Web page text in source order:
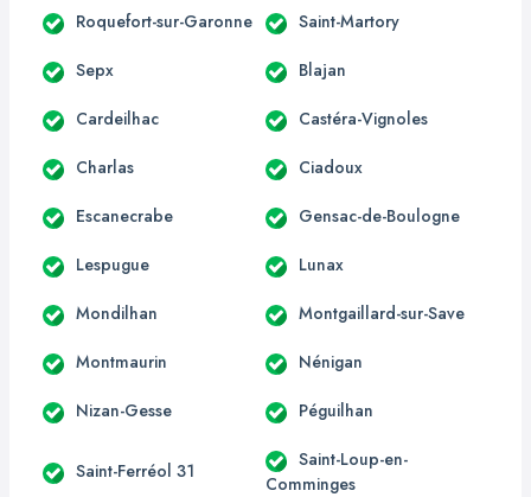
Roquefort-sur-Garonne Saint-Martory
Sepx Blajan
Cardeilhac Castéra-Vignoles
Charlas Ciadoux
Escanecrabe Gensac-de-Boulogne
Lespugue Lunax
Mondilhan Montgaillard-sur-Save
Montmaurin Nénigan
Nizan-Gesse Péguilhan
Saint-Ferréol 31
Saint-Loup-en-
Comminges